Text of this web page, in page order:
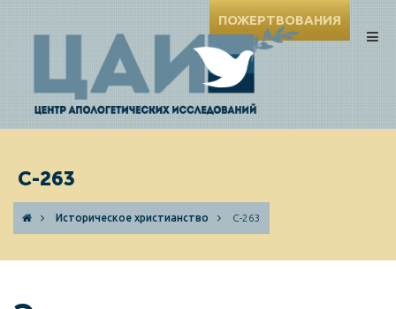
ПОЖЕРТВОВАНИЯ
C-263
Историческое христианство C-263